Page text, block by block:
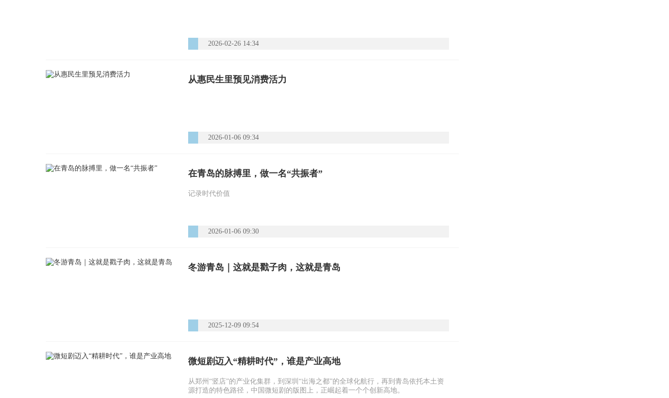
2026-02-26 14:34
从惠民生里预见消费活力
2026-01-06 09:34
在青岛的脉搏里，做一名“共振者”
记录时代价值
2026-01-06 09:30
冬游青岛｜这就是戳子肉，这就是青岛
2025-12-09 09:54
微短剧迈入“精耕时代”，谁是产业高地
从郑州“竖店”的产业化集群，到深圳“出海之都”的全球化航行，再到青岛依托本土资
源打造的特色路径，中国微短剧的版图上，正崛起着一个个创新高地。